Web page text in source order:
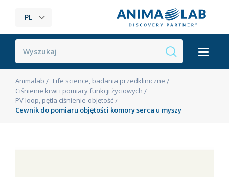
PL
Animalab
Life science, badania przedkliniczne
Ciśnienie krwi i pomiary funkcji życiowych
PV loop, pętla ciśnienie-objętość
Cewnik do pomiaru objętości komory serca u myszy